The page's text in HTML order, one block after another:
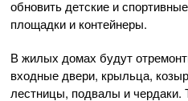
обновить детские и
площадки и контейнеры.
В жилых домах будут
входные двери, крыльца,
лестницы, подвалы и чердаки.